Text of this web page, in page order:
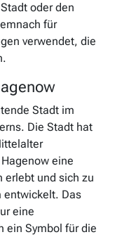
oder den
für
verwendet, die
Stadt im
Die Stadt hat
eine
erlebt und sich zu
entwickelt. Das
eine
ein Symbol für die